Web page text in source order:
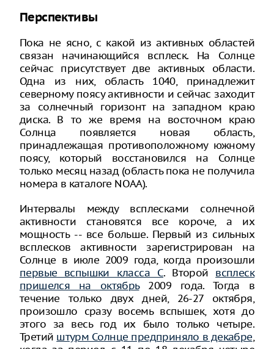
Перспективы
Пока не ясно, с какой из активных областей
связан начинающийся всплеск. На Солнце
сейчас присутствует две активных области.
Одна из них, область 1040, принадлежит
северному поясу активности и сейчас заходит
за солнечный горизонт на западном краю
диска. В то же время на восточном краю
Солнца появляется новая область,
принадлежащая противоположному южному
поясу, который восстановился на Солнце
только месяц назад (область пока не получила
номера в каталоге NOAA).
Интервалы между всплесками солнечной
активности становятся все короче, а их
мощность -- все больше. Первый из сильных
всплесков активности зарегистрирован на
Солнце в июле 2009 года, когда произошли
первые вспышки класса С. Второй всплеск
пришелся на октябрь2009 года. Тогда в
течение только двух дней, 26-27 октября,
произошло сразу восемь вспышек, хотя до
этого за весь год их было только четыре.
Третий штурм Солнце предприняло в декабре,